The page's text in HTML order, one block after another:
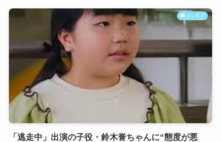
エンタメ
「逃走中」出演の子役・鈴木誉ちゃんに“態度が悪